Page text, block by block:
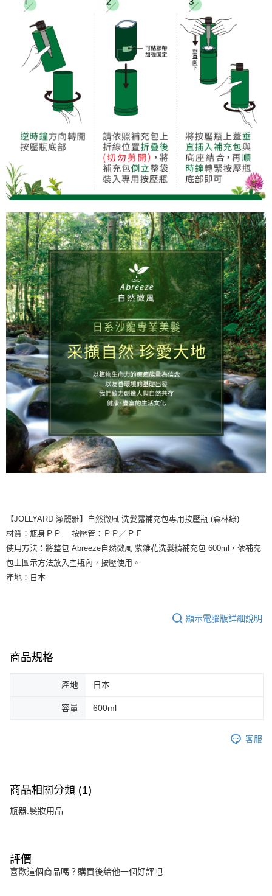
【JOLLYARD 潔麗雅】自然微風 洗髮露補充包專用按壓瓶 (森林綠)
材質：瓶身ＰＰ. 按壓管：ＰＰ／ＰＥ
使用方法：將整包 Abreeze自然微風 紫錐花洗髮精補充包 600ml，依補充
包上圖示方法放入空瓶內，按壓使用。
產地：日本
顯示電腦版詳細說明
商品規格
產地 日本
容量 600ml
客服
商品相關分類 (1)
瓶器.髮妝用品
評價
喜歡這個商品嗎？購買後給他一個好評吧